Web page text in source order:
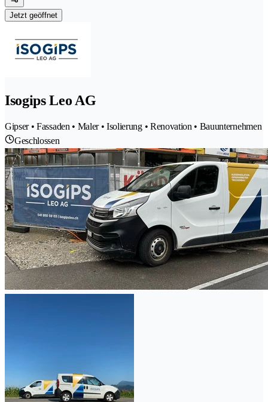
Jetzt geöffnet
Isogips Leo AG
Gipser • Fassaden • Maler • Isolierung • Renovation • Bauunternehmen
Geschlossen